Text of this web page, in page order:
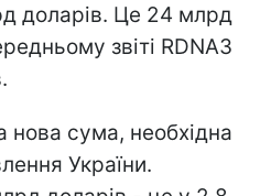
доларів. Це 24 млрд
звіті RDNA3
нова сума, необхідна
України.